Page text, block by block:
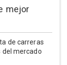
mejor
de carreras
del mercado